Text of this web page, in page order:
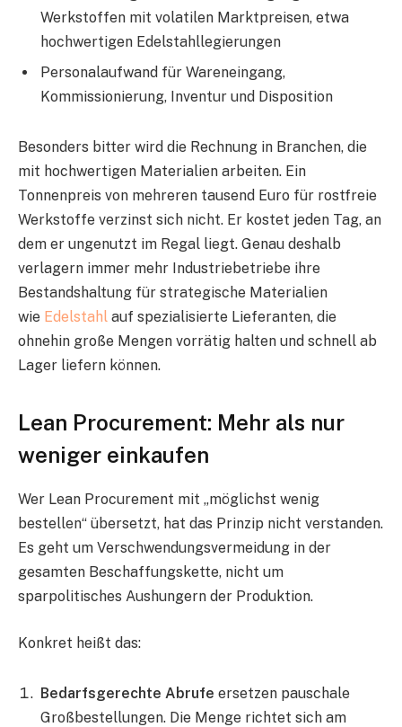
Werkstoffen mit volatilen Marktpreisen, etwa
hochwertigen Edelstahllegierungen
Personalaufwand für Wareneingang,
Kommissionierung, Inventur und Disposition
Besonders bitter wird die Rechnung in Branchen, die
mit hochwertigen Materialien arbeiten. Ein
Tonnenpreis von mehreren tausend Euro für rostfreie
Werkstoffe verzinst sich nicht. Er kostet jeden Tag, an
dem er ungenutzt im Regal liegt. Genau deshalb
verlagern immer mehr Industriebetriebe ihre
Bestandshaltung für strategische Materialien
wie Edelstahl auf spezialisierte Lieferanten, die
ohnehin große Mengen vorrätig halten und schnell ab
Lager liefern können.
Lean Procurement: Mehr als nur
weniger einkaufen
Wer Lean Procurement mit „möglichst wenig
bestellen“ übersetzt, hat das Prinzip nicht verstanden.
Es geht um Verschwendungsvermeidung in der
gesamten Beschaffungskette, nicht um
sparpolitisches Aushungern der Produktion.
Konkret heißt das:
Bedarfsgerechte Abrufe ersetzen pauschale
Großbestellungen. Die Menge richtet sich am